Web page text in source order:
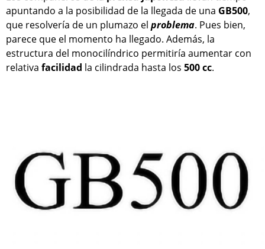
apuntando a la posibilidad de la llegada de una GB500,
que resolvería de un plumazo el problema. Pues bien,
parece que el momento ha llegado. Además, la
estructura del monocilíndrico permitiría aumentar con
relativa facilidad la cilindrada hasta los 500 cc.